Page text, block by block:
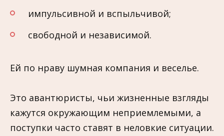
импульсивной и вспыльчивой;
свободной и независимой.
Ей по нраву шумная компания и веселье.
Это авантюристы, чьи жизненные взгляды
кажутся окружающим неприемлемыми, а
поступки часто ставят в неловкие ситуации.